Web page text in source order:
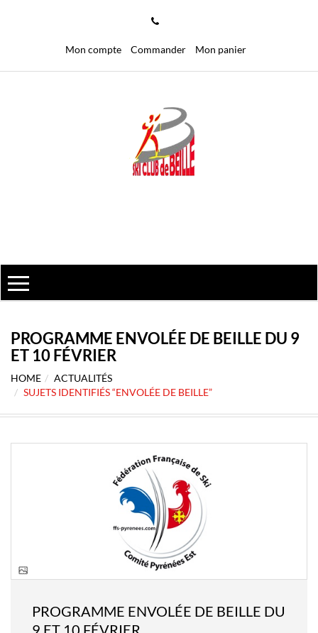
Mon compte Commander Mon panier
PROGRAMME ENVOLÉE DE BEILLE DU 9
ET 10 FÉVRIER
HOME
ACTUALITÉS
SUJETS IDENTIFIÉS “ENVOLÉE DE BEILLE”
PROGRAMME ENVOLÉE DE BEILLE DU
9 ET 10 FÉVRIER